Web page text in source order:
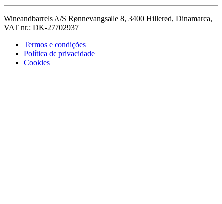
Wineandbarrels A/S Rønnevangsalle 8, 3400 Hillerød, Dinamarca,
VAT nr.: DK-27702937
Termos e condições
Política de privacidade
Cookies